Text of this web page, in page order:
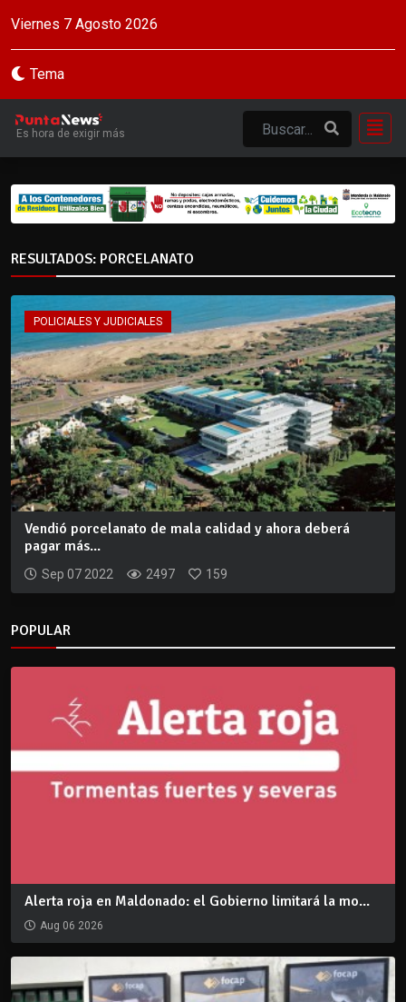
Viernes 7 Agosto 2026
Tema
Es hora de exigir más
RESULTADOS: PORCELANATO
POLICIALES Y JUDICIALES
Vendió porcelanato de mala calidad y ahora deberá
pagar más...
Sep 07 2022 2497 159
POPULAR
Alerta roja en Maldonado: el Gobierno limitará la mo...
Aug 06 2026